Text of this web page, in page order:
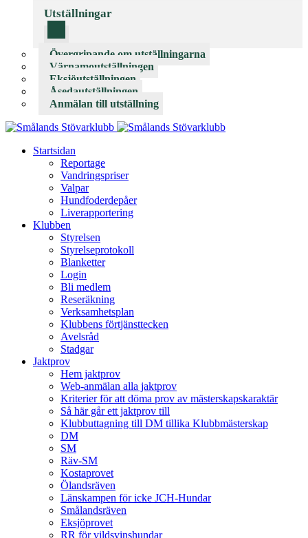
Utställningar
Övergripande om utställningarna
Värnamoutställningen
Eksjöutställningen
Åsedautställningen
Anmälan till utställning
Startsidan
Reportage
Vandringspriser
Valpar
Hundfoderdepåer
Liverapportering
Klubben
Styrelsen
Styrelseprotokoll
Blanketter
Login
Bli medlem
Reseräkning
Verksamhetsplan
Klubbens förtjänsttecken
Avelsråd
Stadgar
Jaktprov
Hem jaktprov
Web-anmälan alla jaktprov
Kriterier för att döma prov av mästerskapskaraktär
Så här går ett jaktprov till
Klubbuttagning till DM tillika Klubbmästerskap
DM
SM
Räv-SM
Kostaprovet
Ölandsräven
Länskampen för icke JCH-Hundar
Smålandsräven
Eksjöprovet
RR för vildsvinshundar